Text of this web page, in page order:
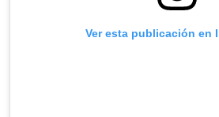
Ver esta publicación en